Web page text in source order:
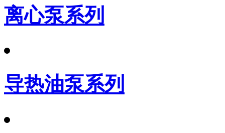
离心泵系列
导热油泵系列